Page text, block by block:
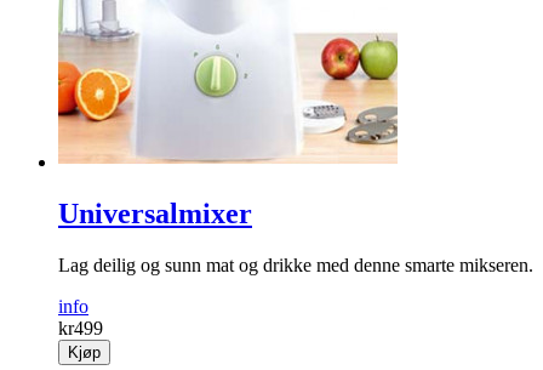
Universalmixer
Lag deilig og sunn mat og drikke med denne smarte mikseren.
info
kr499
Kjøp